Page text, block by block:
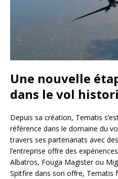
Une nouvelle
dans le vol
Depuis sa création, Tematis
référence dans le domaine du
travers ses partenariats avec
l’entreprise offre des
Albatros, Fouga Magister ou
Spitfire dans son offre, Tematis